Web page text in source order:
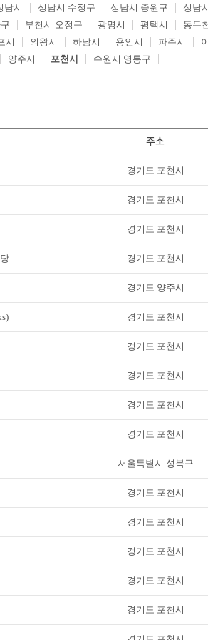
남시 성남시 수정구 성남시 중원구 성남
부천시 오정구 광명시 평택시 동두
시 의왕시 하남시 용인시 파주시
양주시 포천시 수원시 영통구
주소
경기도 포천시
경기도 포천시
경기도 포천시
경기도 포천시
경기도 양주시
경기도 포천시
경기도 포천시
경기도 포천시
경기도 포천시
경기도 포천시
서울특별시 성북구
경기도 포천시
경기도 포천시
경기도 포천시
경기도 포천시
경기도 포천시